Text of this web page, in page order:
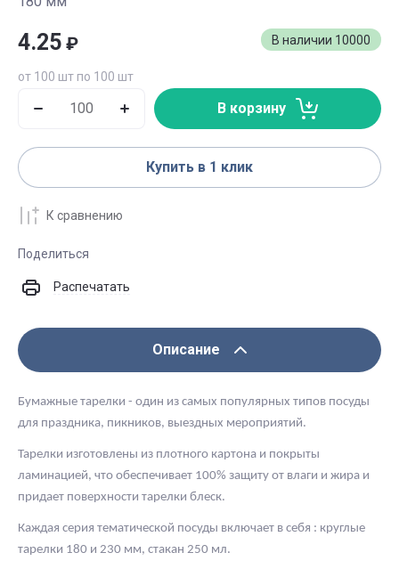
В наличии 10000
4.25 ₽
от 100 шт по 100 шт
В корзину
Купить в 1 клик
К сравнению
Поделиться
Распечатать
Описание
Бумажные тарелки - один из самых популярных типов посуды
для праздника, пикников, выездных мероприятий.
Тарелки изготовлены из плотного картона и покрыты
ламинацией, что обеспечивает 100% защиту от влаги и жира и
придает поверхности тарелки блеск.
Каждая серия тематической посуды включает в себя : круглые
тарелки 180 и 230 мм, стакан 250 мл.